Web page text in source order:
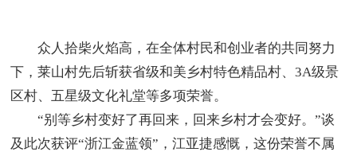
众人拾柴火焰高，在全体村民和创业者的共同努力
下，莱山村先后斩获省级和美乡村特色精品村、3A级景
区村、五星级文化礼堂等多项荣誉。
“别等乡村变好了再回来，回来乡村才会变好。”谈
及此次获评“浙江金蓝领”，江亚捷感慨，这份荣誉不属